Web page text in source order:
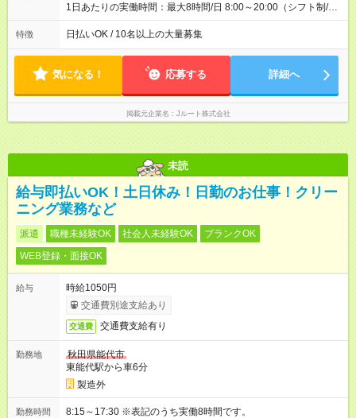
1日あたりの実働時間：最大8時間/日 8:00～20:00（シフト制/実
働8時間） ※週5日勤務（場所次第では週4も有り） ※配達状況に
よって時間外での勤務可能性有り ※案件により多少の前後あり
特徴 日払いOK / 10名以上の大量募集
気になる！ 応募する 詳細へ
掲載元企業名 Jルート株式会社
未読
給与即払いOK！土日休み！日勤のお仕事！クリー
ニング業務など
派遣 職種未経験OK 社会人未経験OK
ブランクOK
WEB登録・面接OK
給与
時給1050円
交通費別途支給あり
交通費 交通費支給有り
勤務地
秋田県能代市
東能代駅から車6分
製造外
勤務時間 8:15～17:30 ※表記のうち実働8時間です。